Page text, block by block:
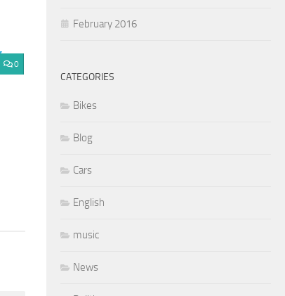
0
February 2016
CATEGORIES
Bikes
Blog
Cars
English
music
News